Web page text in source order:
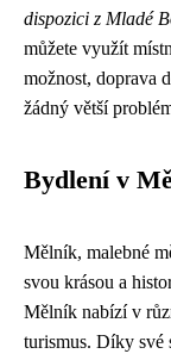
dispozici z Mladé
můžete využít
možnost, doprava
žádný větší
Bydlení v
Mělník, malebné
svou krásou a
Mělník nabízí v
turismus. Díky své